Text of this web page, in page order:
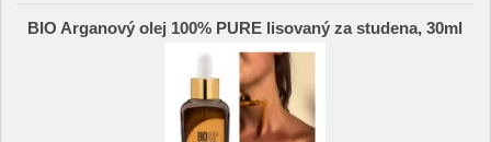
BIO Arganový olej 100% PURE lisovaný za studena, 30ml